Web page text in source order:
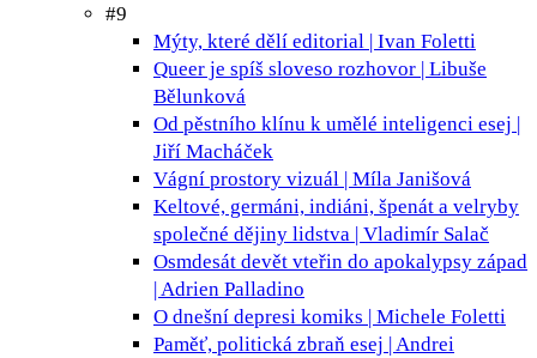
#9
Mýty, které dělí editorial | Ivan Foletti
Queer je spíš sloveso rozhovor | Libuše
Bělunková
Od pěstního klínu k umělé inteligenci esej |
Jiří Macháček
Vágní prostory vizuál | Míla Janišová
Keltové, germáni, indiáni, špenát a velryby
společné dějiny lidstva | Vladimír Salač
Osmdesát devět vteřin do apokalypsy západ
| Adrien Palladino
O dnešní depresi komiks | Michele Foletti
Paměť, politická zbraň esej | Andrei